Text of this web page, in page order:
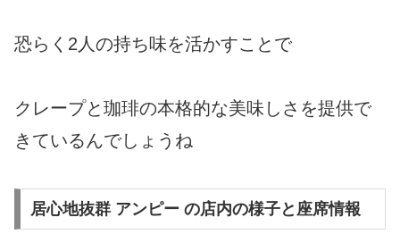
恐らく2人の持ち味を活かすことで
クレープと珈琲の本格的な美味しさを提供で
きているんでしょうね
居心地抜群 アンピー の店内の様子と座席情報